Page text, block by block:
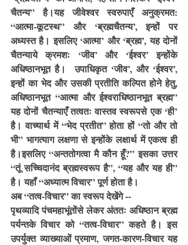
चैतन्य” है।यह जीवेश्वर स्वरुपाएँ अनुक्रमत:
“आत्मा-कूटस्थ” और ‘ब्रह्मचैतन्य’, इन्हों पर
अध्यस्त है। इसलिए ‘आत्मा’ और ‘ब्रह्म’, यह दोनों
चैतन्याये क्रमशः ‘जीव’ और ‘ईश्वर’ इन्होंके
अधिष्ठानभूत है।  उपाधिकृत ‘जीव’, और ‘ईश्वर’,
इन्हों का भेद और उसकी प्रतीति कल्पित होने हेतु,
अधिष्ठानभूत “आत्मा और ईश्वराधिष्ठानभूत ब्रह्म”
यह दोनों चैतन्याएँ तत्वतः वास्तव स्वरूपसे एक ‘ही’
है। वाच्यार्थ में “भेद प्रतीत” होता हों “तो और तो
भी” भागत्याग लक्षणा से इन्होंके लक्षार्थ में एकत्व ही
है।इसलिए “अन्ततोगत्वा मै कौन हूँ?” इसका उत्तर
“तूं सच्चिदानंद ब्रह्मस्वरूप है”, “यह और यह ही”
है। यहाँ “अध्यात्म विचार” पूर्ण होता है।
अब “तत्व-विचार” का स्वरूप देखेंगे --
पृथव्यादि पंचमहाभूंतोंसे लेकर अंततः अधिष्ठान ब्रह्म
पर्यन्तके विचार को “तत्व-विचार” कहते है। इस
उपर्युक्त व्याख्याओं प्रमाण, जगत-कारण-विचार यह